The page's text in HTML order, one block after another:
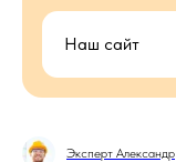
Наш сайт
Эксперт Александр